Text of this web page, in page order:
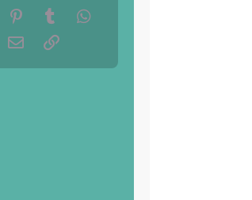
PinterestTumblr
Электронная почта